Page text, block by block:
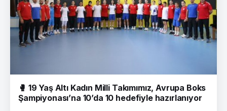
🥊 19 Yaş Altı Kadın Milli Takımımız, Avrupa Boks
Şampiyonası’na 10’da 10 hedefiyle hazırlanıyor